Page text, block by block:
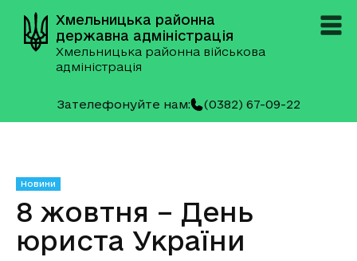
Хмельницька районна
державна адміністрація
Хмельницька районна військова
адміністрація
Зателефонуйте нам: (0382) 67-09-22
Новини
8 жовтня – День
юриста України